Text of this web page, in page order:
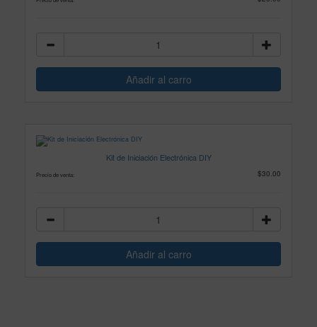
Kit de Iniciación Electrónica DIY
Precio de venta: $30.00